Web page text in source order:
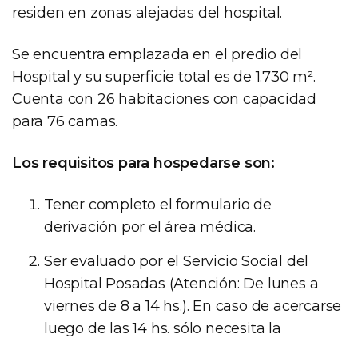
residen en zonas alejadas del hospital.
Se encuentra emplazada en el predio del
Hospital y su superficie total es de 1.730 m².
Cuenta con 26 habitaciones con capacidad
para 76 camas.
Los requisitos para hospedarse son:
Tener completo el formulario de
derivación por el área médica.
Ser evaluado por el Servicio Social del
Hospital Posadas (Atención: De lunes a
viernes de 8 a 14 hs.). En caso de acercarse
luego de las 14 hs. sólo necesita la